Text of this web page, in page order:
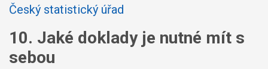
Český statistický úřad
10. Jaké doklady je nutné mít s
sebou